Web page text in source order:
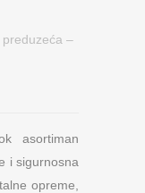
–
asortiman
i sigurnosna
opreme,